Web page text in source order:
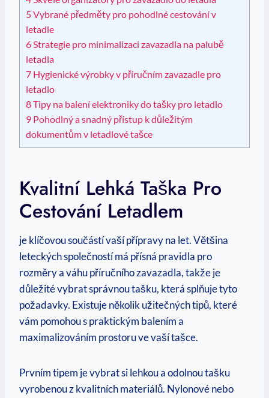
5Vybrané ⁣předměty pro⁤ pohodlné cestování v
letadle
6Strategie pro minimalizaci⁤ zavazadla na palubě
letadla
7 Hygienické výrobky v příručním‍ zavazadle pro
letadlo
8Tipy ‍na‌ balení elektroniky do tašky pro letadlo
9 Pohodlný a snadný přístup k důležitým
dokumentům v letadlové tašce
Kvalitní​ Lehká Taška Pro
Cestování ⁤letadlem
je klíčovou součástí vaší přípravy na let. Většina
leteckých společností má přísná pravidla pro
rozměry a váhu ​příručního zavazadla, takže je
důležité vybrat⁢ správnou tašku,⁤ která splňuje tyto​
požadavky. Existuje několik užitečných tipů, které⁢
vám pomohou s praktickým balením a
maximalizováním prostoru ve vaší tašce.
Prvním tipem je vybrat si lehkou a odolnou tašku
vyrobenou z kvalitních materiálů. Nylonové nebo⁣